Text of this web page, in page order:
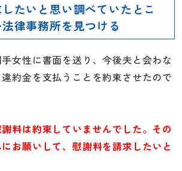
たいと思い調べていたとこ
律事務所を見つける
女性に書面を送り、今後夫と会わな
約金を支払うことを約束させたので
料は約束していませんでした。その
お願いして、慰謝料を請求したいと